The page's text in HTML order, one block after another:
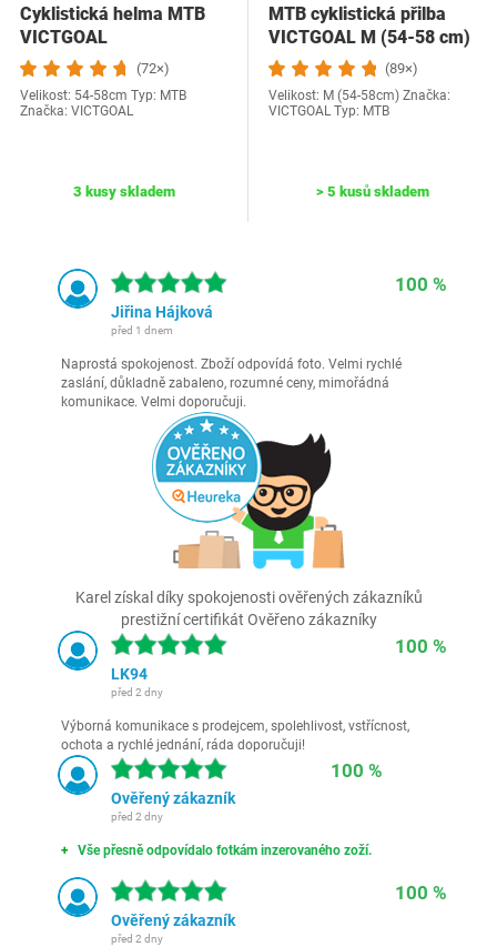
Cyklistická helma MTB
VICTGOAL
(72×)
Velikost: 54-58cm Typ: MTB
Značka: VICTGOAL
3 kusy skladem
MTB cyklistická přilba
VICTGOAL M (54-58 cm)
(89×)
Velikost: M (54-58cm) Značka:
VICTGOAL Typ: MTB
> 5 kusů skladem
100 %
Jiřina Hájková
před 1 dnem
Naprostá spokojenost. Zboží odpovídá foto. Velmi rychlé
zaslání, důkladně zabaleno, rozumné ceny, mimořádná
komunikace. Velmi doporučuji.
Karel získal díky spokojenosti ověřených zákazníků
prestižní certifikát Ověřeno zákazníky
100 %
LK94
před 2 dny
Výborná komunikace s prodejcem, spolehlivost, vstřícnost,
ochota a rychlé jednání, ráda doporučuji!
100 %
Ověřený zákazník
před 2 dny
Vše přesně odpovídalo fotkám inzerovaného zoží.
100 %
Ověřený zákazník
před 2 dny